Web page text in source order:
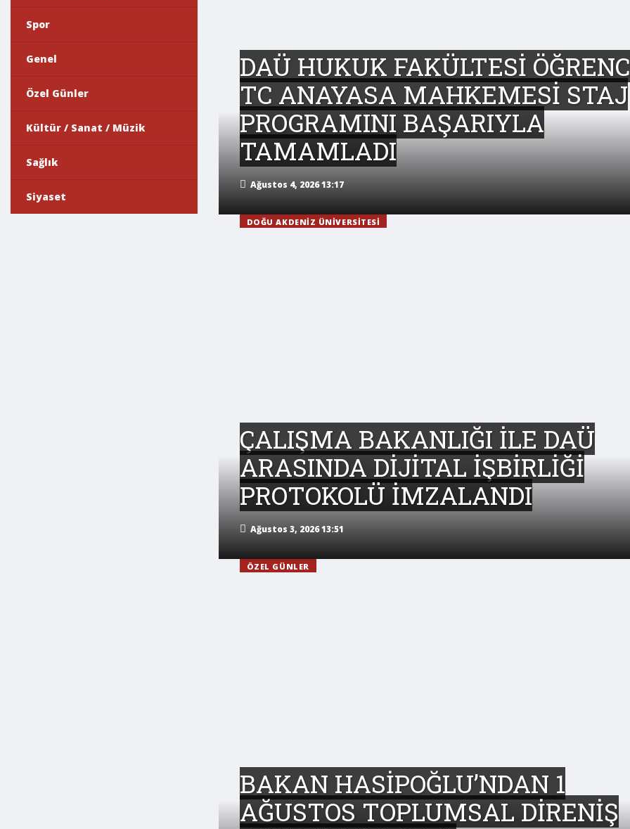
Spor
Genel
Özel Günler
Kültür / Sanat / Müzik
Sağlık
Siyaset
DAÜ HUKUK FAKÜLTESİ
TC ANAYASA MAHKEMESİ STAJ
PROGRAMINI BAŞARIYLA
TAMAMLADI
Ağustos 4, 2026 13:17
DOĞU AKDENIZ ÜNIVERSITESI
ÇALIŞMA BAKANLIĞI İLE DAÜ
ARASINDA DİJİTAL İŞBİRLİĞİ
PROTOKOLÜ İMZALANDI
Ağustos 3, 2026 13:51
ÖZEL GÜNLER
BAKAN HASİPOĞLU’NDAN 1
AĞUSTOS TOPLUMSAL DİRENİŞ